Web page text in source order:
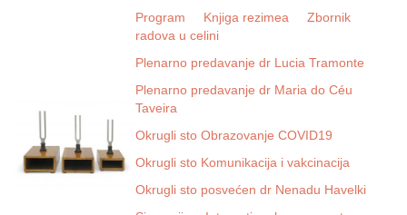
Program Knjiga rezimea
Zbornik
radova u celini
Plenarno predavanje dr Lucia Tramonte
Plenarno predavanje dr Maria do Céu
Taveira
Okrugli sto Obrazovanje COVID19
Okrugli sto Komunikacija i vakcinacija
Okrugli sto posvećen dr Nenadu Havelki